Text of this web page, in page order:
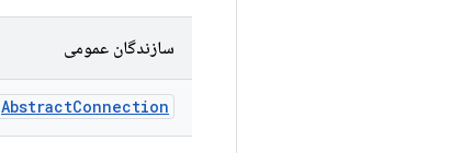
سازندگان عمومی
AbstractConnection